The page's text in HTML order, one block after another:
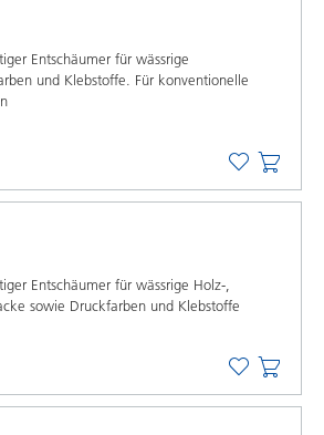
Entschäumer für wässrige
und Klebstoffe. Für konventionelle
Entschäumer für wässrige Holz-,
sowie Druckfarben und Klebstoffe